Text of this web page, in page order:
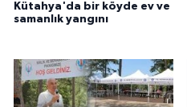
Kütahya'da bir köyde ev ve
samanlık yangını